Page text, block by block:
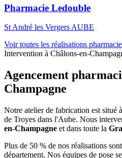
Pharmacie Ledouble
St André les Vergers AUBE
Voir toutes les réalisations
Intervention à Châlons-en-
Agencement
Champagne
Notre atelier de fabrication est situé à
de Troyes dans l'Aube. Nous
en-Champagne et dans toute la
Plus de 50 % de nos réalisations
département. Nos équipes de pose